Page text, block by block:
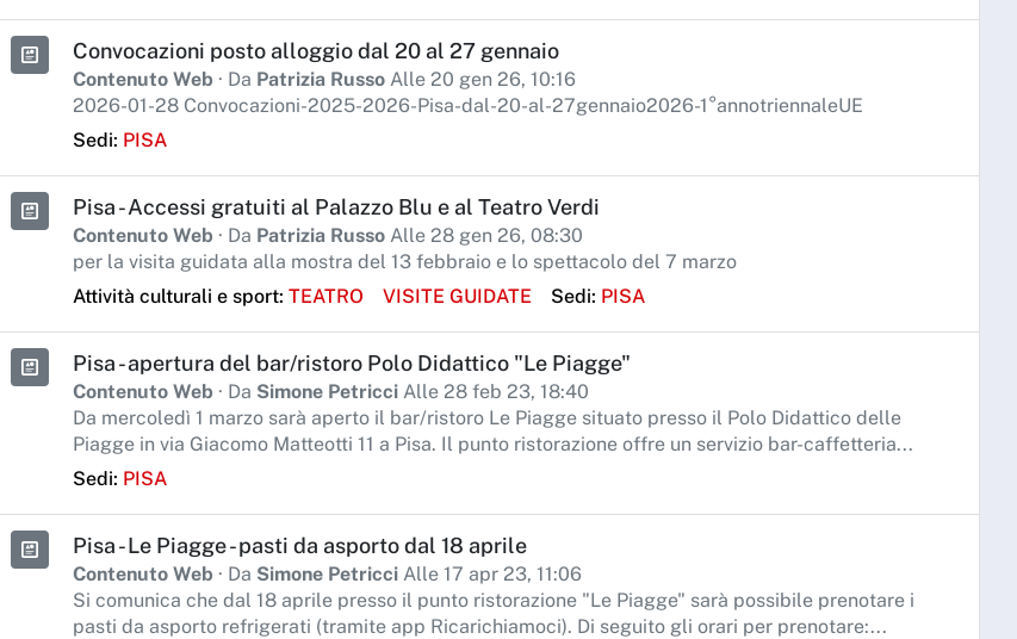
Convocazioni posto alloggio dal 20 al 27 gennaio
Contenuto Web · Da Patrizia Russo Alle 20 gen 26, 10:16
2026-01-28 Convocazioni-2025-2026-Pisa-dal-20-al-27gennaio2026-1°annotriennaleUE
Sedi: PISA
Pisa - Accessi gratuiti al Palazzo Blu e al Teatro Verdi
Contenuto Web · Da Patrizia Russo Alle 28 gen 26, 08:30
per la visita guidata alla mostra del 13 febbraio e lo spettacolo del 7 marzo
Attività culturali e sport: TEATRO VISITE GUIDATE Sedi: PISA
Pisa - apertura del bar/ristoro Polo Didattico "Le Piagge"
Contenuto Web · Da Simone Petricci Alle 28 feb 23, 18:40
Da mercoledì 1 marzo sarà aperto il bar/ristoro Le Piagge situato presso il Polo Didattico delle
Piagge in via Giacomo Matteotti 11 a Pisa. Il punto ristorazione offre un servizio bar-caffetteria...
Sedi: PISA
Pisa - Le Piagge - pasti da asporto dal 18 aprile
Contenuto Web · Da Simone Petricci Alle 17 apr 23, 11:06
Si comunica che dal 18 aprile presso il punto ristorazione "Le Piagge" sarà possibile prenotare i
pasti da asporto refrigerati (tramite app Ricarichiamoci). Di seguito gli orari per prenotare:...